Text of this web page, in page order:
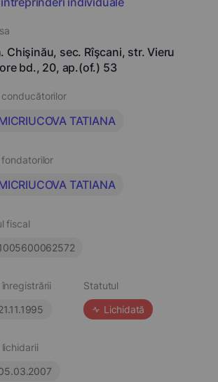
Chişinău, sec. Rîşcani, str. Vieru
bd., 20, ap.(of.) 53
conducătorilor
TATIANA
fondatorilor
TATIANA
fiscal
Statutul
Lichidată